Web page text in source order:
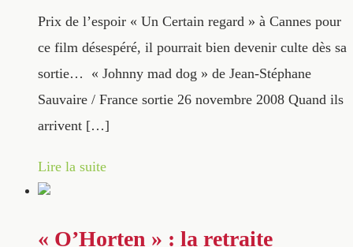
Prix de l’espoir « Un Certain regard » à Cannes pour
ce film désespéré, il pourrait bien devenir culte dès sa
sortie… « Johnny mad dog » de Jean-Stéphane
Sauvaire / France sortie 26 novembre 2008 Quand ils
arrivent […]
Lire la suite
« O’Horten » : la retraite